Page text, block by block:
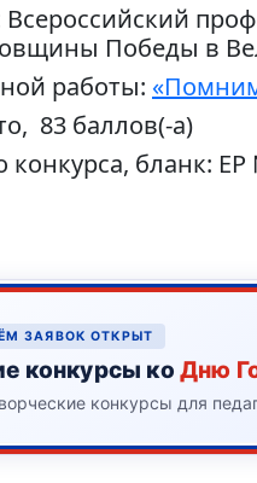
Всероссийский
Победы в
работы:
83 баллов(-а)
бланк:
ЗАЯВОК ОТКРЫТ
конкурсы ко Дню
конкурсы для